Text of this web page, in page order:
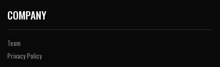
COMPANY
Team
Privacy Policy